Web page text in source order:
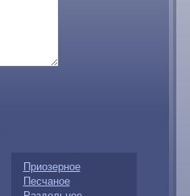
Приозерное
Песчаное